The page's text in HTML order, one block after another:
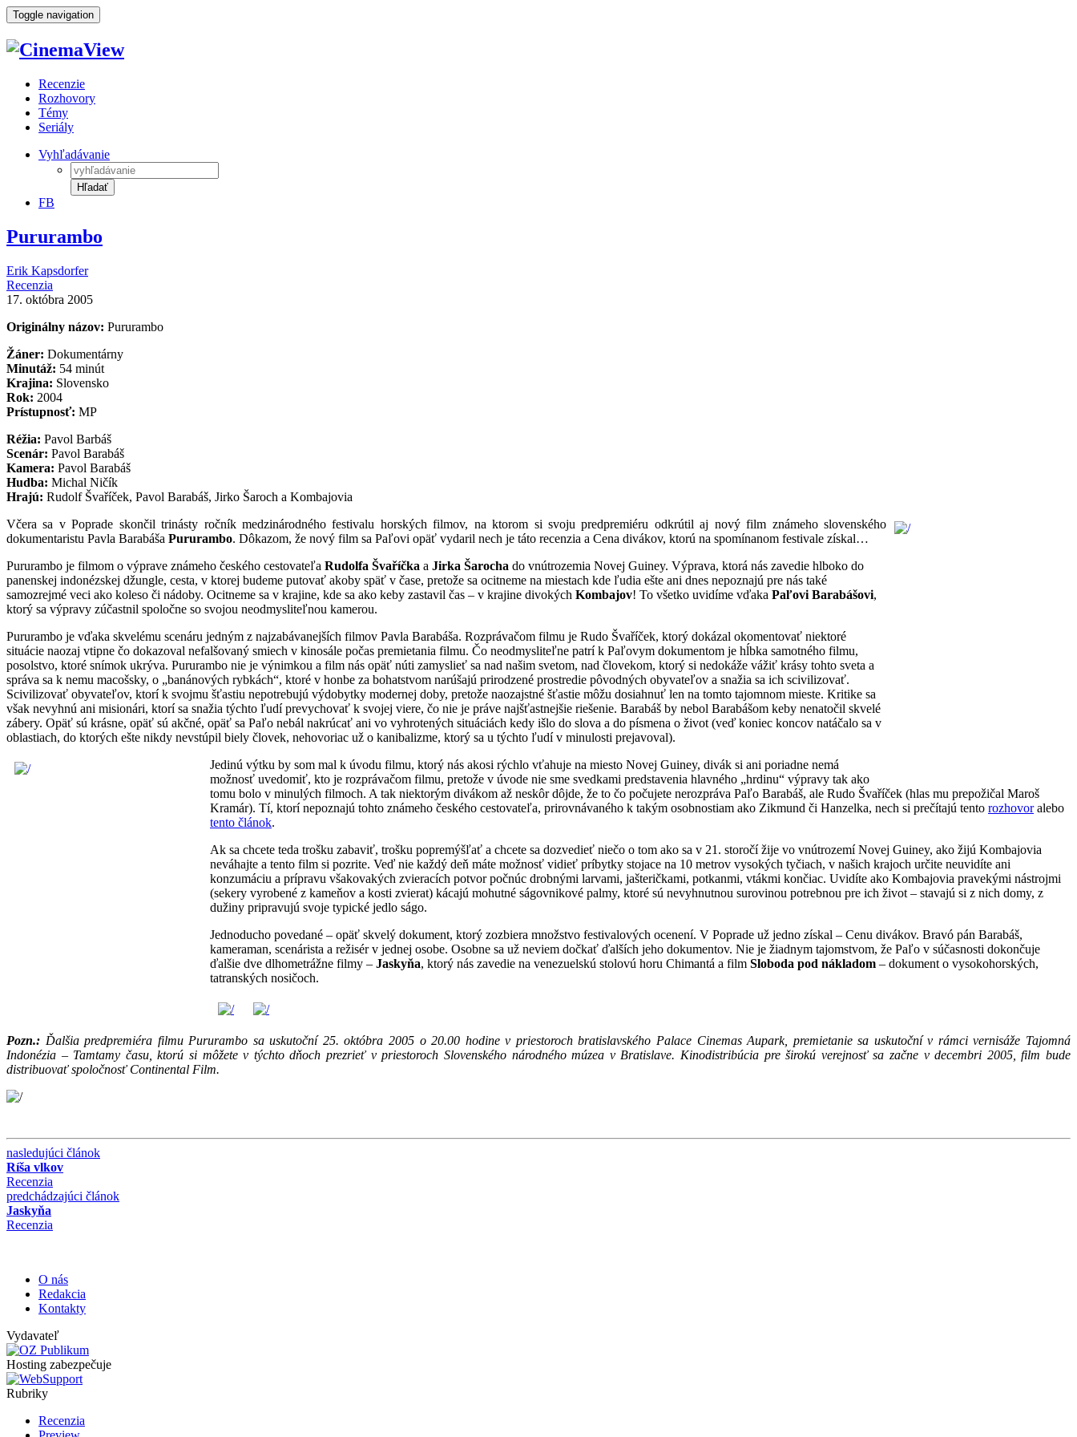
Toggle navigation
Recenzie
Rozhovory
Témy
Seriály
Vyhľadávanie
Hľadať
FB
Pururambo
Erik Kapsdorfer
Recenzia
17. októbra 2005
Originálny názov: Pururambo
Žáner: Dokumentárny
Minutáž: 54 minút
Krajina: Slovensko
Rok: 2004
Prístupnosť: MP
Réžia: Pavol Barbáš
Scenár: Pavol Barabáš
Kamera: Pavol Barabáš
Hudba: Michal Ničík
Hrajú: Rudolf Švaříček, Pavol Barabáš, Jirko Šaroch a Kombajovia
Včera sa v Poprade skončil trinásty ročník medzinárodného festivalu horských filmov, na ktorom si svoju predpremiéru odkrútil aj nový film známeho slovenského
dokumentaristu Pavla Barabáša Pururambo. Dôkazom, že nový film sa Paľovi opäť vydaril nech je táto recenzia a Cena divákov, ktorú na spomínanom festivale získal…
Pururambo je filmom o výprave známeho českého cestovateľa Rudolfa Švaříčka a Jirka Šarocha do vnútrozemia Novej Guiney. Výprava, ktorá nás zavedie hlboko do
panenskej indonézskej džungle, cesta, v ktorej budeme putovať akoby späť v čase, pretože sa ocitneme na miestach kde ľudia ešte ani dnes nepoznajú pre nás také
samozrejmé veci ako koleso či nádoby. Ocitneme sa v krajine, kde sa ako keby zastavil čas – v krajine divokých Kombajov! To všetko uvidíme vďaka Paľovi Barabášovi,
ktorý sa výpravy zúčastnil spoločne so svojou neodmysliteľnou kamerou.
Pururambo je vďaka skvelému scenáru jedným z najzabávanejších filmov Pavla Barabáša. Rozprávačom filmu je Rudo Švaříček, ktorý dokázal okomentovať niektoré
situácie naozaj vtipne čo dokazoval nefalšovaný smiech v kinosále počas premietania filmu. Čo neodmysliteľne patrí k Paľovym dokumentom je hĺbka samotného filmu,
posolstvo, ktoré snímok ukrýva. Pururambo nie je výnimkou a film nás opäť núti zamyslieť sa nad našim svetom, nad človekom, ktorý si nedokáže vážiť krásy tohto sveta a
správa sa k nemu macošsky, o „banánových rybkách“, ktoré v honbe za bohatstvom narúšajú prirodzené prostredie pôvodných obyvateľov a snažia sa ich scivilizovať.
Scivilizovať obyvateľov, ktorí k svojmu šťastiu nepotrebujú výdobytky modernej doby, pretože naozajstné šťastie môžu dosiahnuť len na tomto tajomnom mieste. Kritike sa
však nevyhnú ani misionári, ktorí sa snažia týchto ľudí prevychovať k svojej viere, čo nie je práve najšťastnejšie riešenie. Barabáš by nebol Barabášom keby nenatočil skvelé
zábery. Opäť sú krásne, opäť sú akčné, opäť sa Paľo nebál nakrúcať ani vo vyhrotených situáciách kedy išlo do slova a do písmena o život (veď koniec koncov natáčalo sa v
oblastiach, do ktorých ešte nikdy nevstúpil biely človek, nehovoriac už o kanibalizme, ktorý sa u týchto ľudí v minulosti prejavoval).
Jedinú výtku by som mal k úvodu filmu, ktorý nás akosi rýchlo vťahuje na miesto Novej Guiney, divák si ani poriadne nemá
možnosť uvedomiť, kto je rozprávačom filmu, pretože v úvode nie sme svedkami predstavenia hlavného „hrdinu“ výpravy tak ako
tomu bolo v minulých filmoch. A tak niektorým divákom až neskôr dôjde, že to čo počujete nerozpráva Paľo Barabáš, ale Rudo Švaříček (hlas mu prepožičal Maroš
Kramár). Tí, ktorí nepoznajú tohto známeho českého cestovateľa, prirovnávaného k takým osobnostiam ako Zikmund či Hanzelka, nech si prečítajú tento rozhovoralebo
tento článok.
Ak sa chcete teda trošku zabaviť, trošku popremýšľať a chcete sa dozvedieť niečo o tom ako sa v 21. storočí žije vo vnútrozemí Novej Guiney, ako žijú Kombajovia
neváhajte a tento film si pozrite. Veď nie každý deň máte možnosť vidieť príbytky stojace na 10 metrov vysokých tyčiach, v našich krajoch určite neuvidíte ani
konzumáciu a prípravu všakovakých zvieracích potvor počnúc drobnými larvami, jašteričkami, potkanmi, vtákmi končiac. Uvidíte ako Kombajovia pravekými nástrojmi
(sekery vyrobené z kameňov a kosti zvierat) kácajú mohutné ságovnikové palmy, ktoré sú nevyhnutnou surovinou potrebnou pre ich život – stavajú si z nich domy, z
dužiny pripravujú svoje typické jedlo ságo.
Jednoducho povedané – opäť skvelý dokument, ktorý zozbiera množstvo festivalových ocenení. V Poprade už jedno získal – Cenu divákov. Bravó pán Barabáš,
kameraman, scenárista a režisér v jednej osobe. Osobne sa už neviem dočkať ďalších jeho dokumentov. Nie je žiadnym tajomstvom, že Paľo v súčasnosti dokončuje
ďalšie dve dlhometrážne filmy – Jaskyňa, ktorý nás zavedie na venezuelskú stolovú horu Chimantá a film Sloboda pod nákladom – dokument o vysokohorských,
tatranských nosičoch.
Pozn.: Ďalšia predpremiéra filmu Pururambo sa uskutoční 25. októbra 2005 o 20.00 hodine v priestoroch bratislavského Palace Cinemas Aupark, premietanie sa uskutoční v rámci vernisáže Tajomná
Indonézia – Tamtamy času, ktorú si môžete v týchto dňoch prezrieť v priestoroch Slovenského národného múzea v Bratislave. Kinodistribúcia pre širokú verejnosť sa začne v decembri 2005, film bude
distribuovať spoločnosť Continental Film.
nasledujúci článok
Ríša vlkov
Recenzia
predchádzajúci článok
Jaskyňa
Recenzia
O nás
Redakcia
Kontakty
Vydavateľ
Hosting zabezpečuje
Rubriky
Recenzia